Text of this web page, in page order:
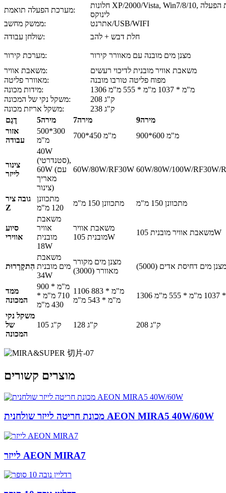
מערכת הפעלה תואמת:
חלונות XP/2000/Vista, Win7/8/10, מערכת הפעלה Mac,
לינוקס
ממשק מחשב:
אתרנט/USB/WIFI
שולחן עבודה:
חלת דבש + להב
מערכת קירור:
מצנן מים מובנה עם מאוורר קירור
משאבת אוויר:
משאבת אוויר מובנית לדיכוי רעשים
מאוורר פליטה:
מפוח פליטה טורבו מובנה
מידות מכונה:
1306 מ"מ * 1037 מ"מ * 555 מ"מ
משקל נקי של המכונה:
208 ק"ג
משקל אריזת מכונה:
238 ק"ג
דֶגֶם
מירה5 מירה7
מירה9
אזור
עבודה
500*300
מ"מ
700*450 מ"מ 900*600 מ"מ
צינור
לייזר
40W
(סטנדרטי),
60W (עם
מאריך
צינור)
60W/80W/RF30W 60W/80W/100W/RF30W/
גובה ציר
Z
מתכוונן
120 מ"מ
מתכוונן 150 מ"מ מתכוונן 150 מ"מ
סיוע
אווירי
משאבת
אוויר
מובנית
18W
משאבת אוויר
מובנית 105W
משאבת אוויר מובנית 105W
הִתקָרְרוּת
משאבת
מים מובנית
34W
מצנן מים מקורר
מאוורר (3000)
מצנן מים דחיסת אדים (5000)
ממד
המכונה
900 מ"מ *
710 מ"מ *
430 מ"מ
1106 מ"מ * 883
מ"מ * 543 מ"מ
מ"מ
משקל נקי
של
המכונה
105 ק"ג 128 ק"ג 208 ק"ג
מוצרים קשורים
מכונת חריטה לייזר שולחנית AEON MIRA5 40W/60W
לייזר AEON MIRA7